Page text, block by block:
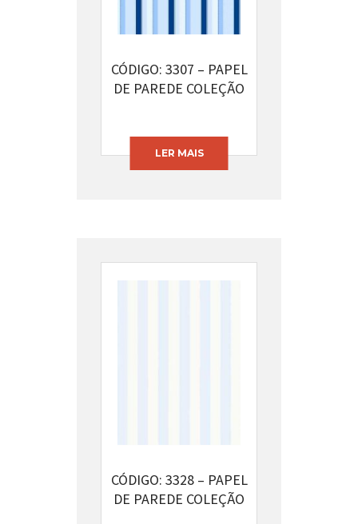
CÓDIGO: 3307 – PAPEL
DE PAREDE COLEÇÃO
LER MAIS
CÓDIGO: 3328 – PAPEL
DE PAREDE COLEÇÃO